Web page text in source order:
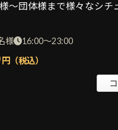
～団体様まで様々なシチ
様 16:00～23:00
円（税込）